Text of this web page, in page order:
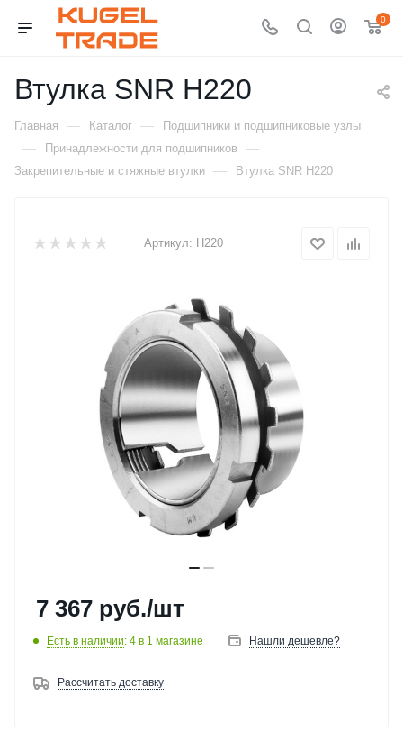
0
Втулка SNR H220
Главная — Каталог — Подшипники и подшипниковые узлы
— Принадлежности для подшипников —
Закрепительные и стяжные втулки — Втулка SNR H220
Артикул: H220
7 367 руб./шт
Есть в наличии: 4 в 1 магазине Нашли дешевле?
Рассчитать доставку